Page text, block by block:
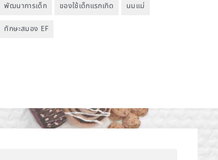
พัฒนาการเด็ก ของใช้เด็กแรกเกิด นมแม่
ทักษะสมอง EF